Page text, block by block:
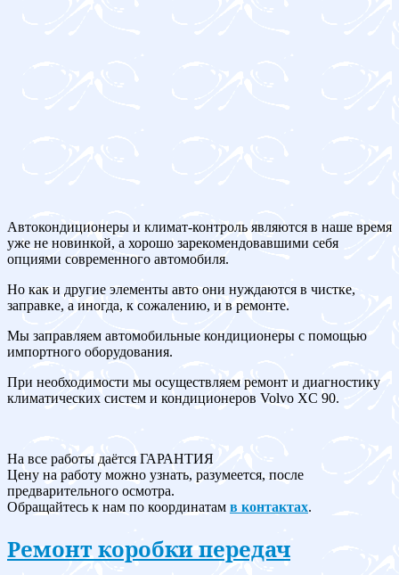
Автокондиционеры и климат-контроль являются в наше время
уже не новинкой, а хорошо зарекомендовавшими себя
опциями современного автомобиля.
Но как и другие элементы авто они нуждаются в чистке,
заправке, а иногда, к сожалению, и в ремонте.
Мы заправляем автомобильные кондиционеры с помощью
импортного оборудования.
При необходимости мы осуществляем ремонт и диагностику
климатических систем и кондиционеров Volvo XC 90.
На все работы даётся ГАРАНТИЯ
Цену на работу можно узнать, разумеется, после
предварительного осмотра.
Обращайтесь к нам по координатам в контактах.
Ремонт коробки передач